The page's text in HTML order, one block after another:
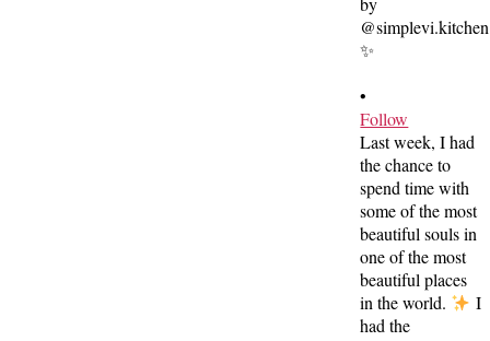
•
Follow
Last week, I had
the chance to
spend time with
some of the most
beautiful souls in
one of the most
beautiful places
in the world.
I
had the